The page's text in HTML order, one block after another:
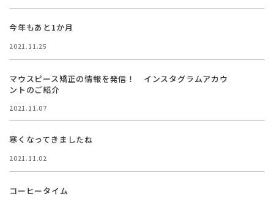
今年もあと1か月
2021.11.25
マウスピース矯正の情報を発信！ インスタグラムアカウ
ントのご紹介
2021.11.07
寒くなってきましたね
2021.11.02
コーヒータイム